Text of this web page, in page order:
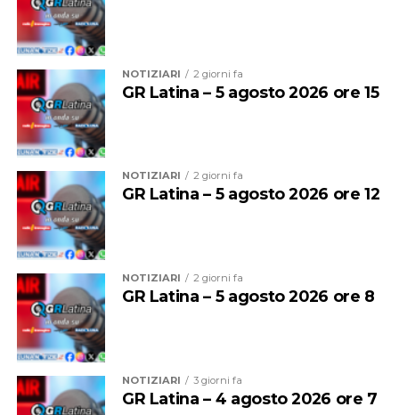
NOTIZIARI 2 giorni fa
GR Latina – 5 agosto 2026 ore 15
NOTIZIARI 2 giorni fa
GR Latina – 5 agosto 2026 ore 12
NOTIZIARI 2 giorni fa
GR Latina – 5 agosto 2026 ore 8
NOTIZIARI 3 giorni fa
GR Latina – 4 agosto 2026 ore 7